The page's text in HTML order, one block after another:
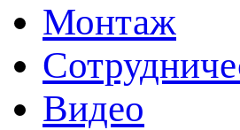
Монтаж
Видео